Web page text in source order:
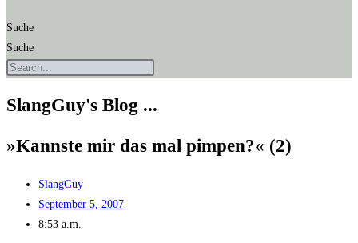
Suche
Suche
SlangGuy's Blog ...
»Kanns­te mir das mal pim­pen?« (2)
SlangGuy
September 5, 2007
8:53 a.m.